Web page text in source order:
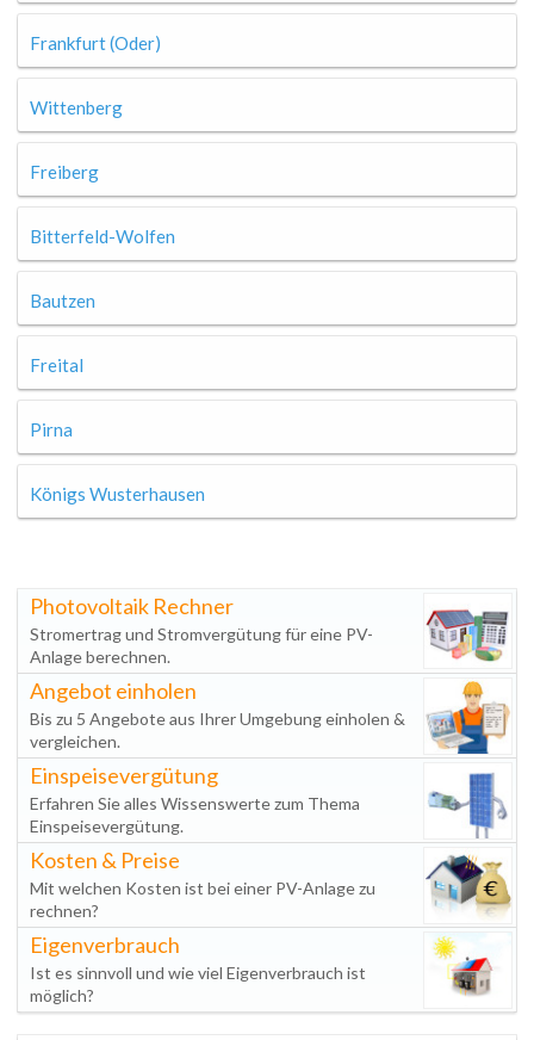
Frankfurt (Oder)
Wittenberg
Freiberg
Bitterfeld-Wolfen
Bautzen
Freital
Pirna
Königs Wusterhausen
Photovoltaik Rechner
Stromertrag und Stromvergütung für eine PV-
Anlage berechnen.
Angebot einholen
Bis zu 5 Angebote aus Ihrer Umgebung einholen &
vergleichen.
Einspeisevergütung
Erfahren Sie alles Wissenswerte zum Thema
Einspeisevergütung.
Kosten & Preise
Mit welchen Kosten ist bei einer PV-Anlage zu
rechnen?
Eigenverbrauch
Ist es sinnvoll und wie viel Eigenverbrauch ist
möglich?